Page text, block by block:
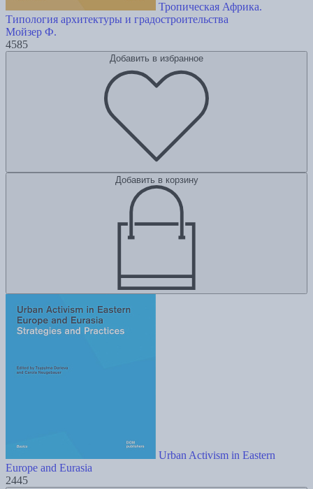
Тропическая Африка.
Типология архитектуры и градостроительства
Мойзер Ф.
4585
Добавить в избранное
Добавить в корзину
Urban Activism in Eastern
Europe and Eurasia
2445